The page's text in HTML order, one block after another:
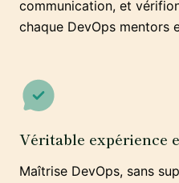
communication, et
chaque DevOps mentors
Véritable expérience
Maîtrise DevOps, sans